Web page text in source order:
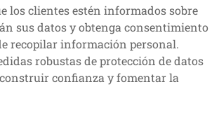
los clientes estén informados sobre
sus datos y obtenga consentimiento
recopilar información personal.
robustas de protección de datos
confianza y fomentar la